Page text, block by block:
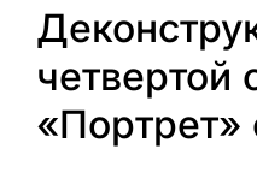
четвертой